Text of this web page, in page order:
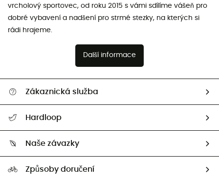
vrcholový sportovec, od roku 2015 s vámi sdílíme vášeň pro
dobré vybavení a nadšení pro strmé stezky, na kterých si
rádi hrajeme.
Další informace
Zákaznická služba
Vrácení zboží a peněz
Hardloop
Naši Ambasadoři
Naše závazky
Second hand
Způsoby doručení